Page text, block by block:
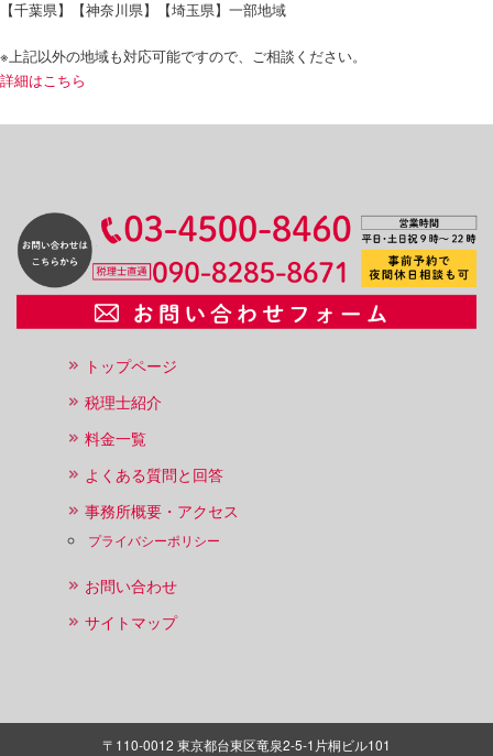
【千葉県】【神奈川県】【埼玉県】一部地域
※上記以外の地域も対応可能ですので、ご相談ください。
詳細はこちら
トップページ
税理士紹介
料金一覧
よくある質問と回答
事務所概要・アクセス
プライバシーポリシー
お問い合わせ
サイトマップ
〒110-0012 東京都台東区竜泉2-5-1片桐ビル101